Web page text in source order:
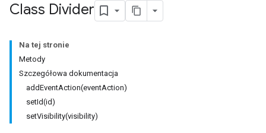
Class Divider
Na tej stronie
Metody
Szczegółowa dokumentacja
addEventAction(eventAction)
setId(id)
setVisibility(visibility)